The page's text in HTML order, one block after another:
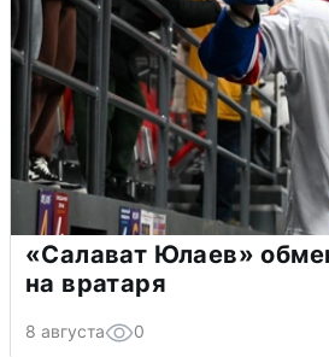
«Салават Юлаев»
на вратаря
8 августа 0